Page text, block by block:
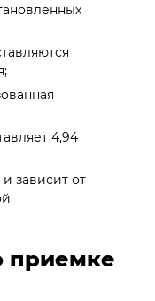
4,94
зависит от
приемке